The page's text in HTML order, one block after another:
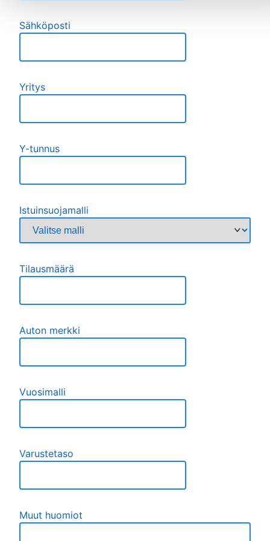
Sähköposti
Yritys
Y-tunnus
Istuinsuojamalli
Tilausmäärä
Auton merkki
Vuosimalli
Varustetaso
Muut huomiot